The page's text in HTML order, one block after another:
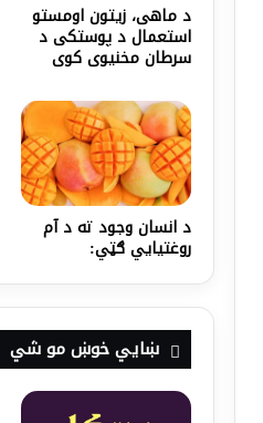
د ماهی، زیتون اومستو
استعمال د پوستکی د
سرطان مخنیوی کوی
د انسان وجود ته د آم
روغتیایي ګټي:
ښايي خوښ مو شي